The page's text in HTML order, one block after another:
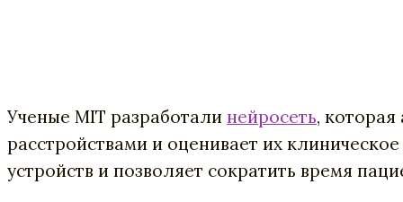
Ученые MIT разработали нейросеть,
расстройствами и оценивает их
устройств и позволяет сократить время